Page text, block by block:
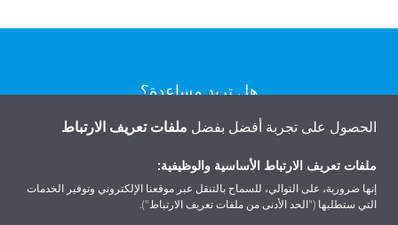
هل تريد مساعدة؟
الحصول على تجربة أفضل بفضل ملفات تعريف الارتباط
ملفات تعريف الارتباط الأساسية والوظيفية:
إنها ضرورية، على التوالي، للسماح بالتنقل عبر موقعنا الإلكتروني وتوفير الخدمات
التي ستطلبها ("الحد الأدنى من ملفات تعريف الارتباط").